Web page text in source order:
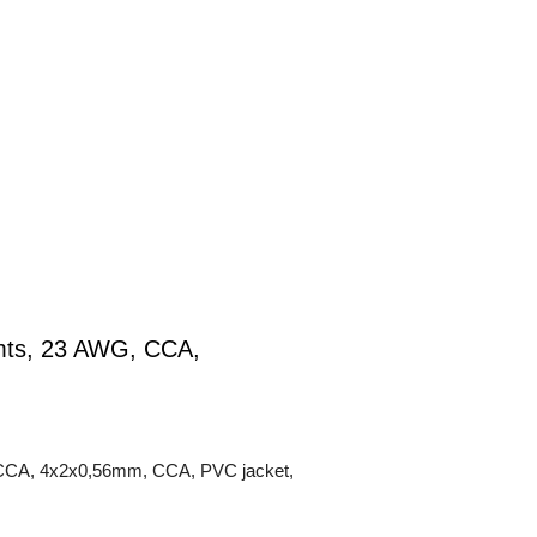
23 AWG, CCA,
4x2x0,56mm, CCA, PVC jacket,